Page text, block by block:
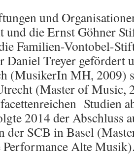
und
und die Ernst Göhner
Familien-Vontobel-
Daniel Treyer gefördert
(MusikerIn MH, 2009)
(Master of Music,
Studien
2014 der Abschluss
der SCB in Basel
Performance Alte